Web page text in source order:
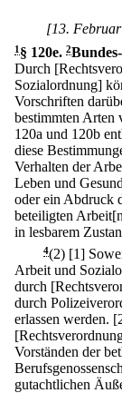
[13.
1§ 120e. 2
Durch
Sozialordnung]
Vorschriften
bestimmten Arten
120a und 120b
diese
Verhalten der
Leben und
oder ein Abdruck
beteiligten
in lesbarem
4(2) [1]
Arbeit und
durch
durch
erlassen werden.
Vorständen der
gutachtlichen